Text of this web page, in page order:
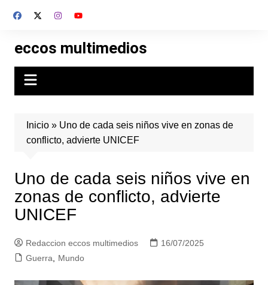
eccos multimedios
Inicio» Uno de cada seis niños vive en zonas de
conflicto, advierte UNICEF
Uno de cada seis niños vive en
zonas de conflicto, advierte
UNICEF
Redaccion eccos multimedios
16/07/2025
Guerra
Mundo